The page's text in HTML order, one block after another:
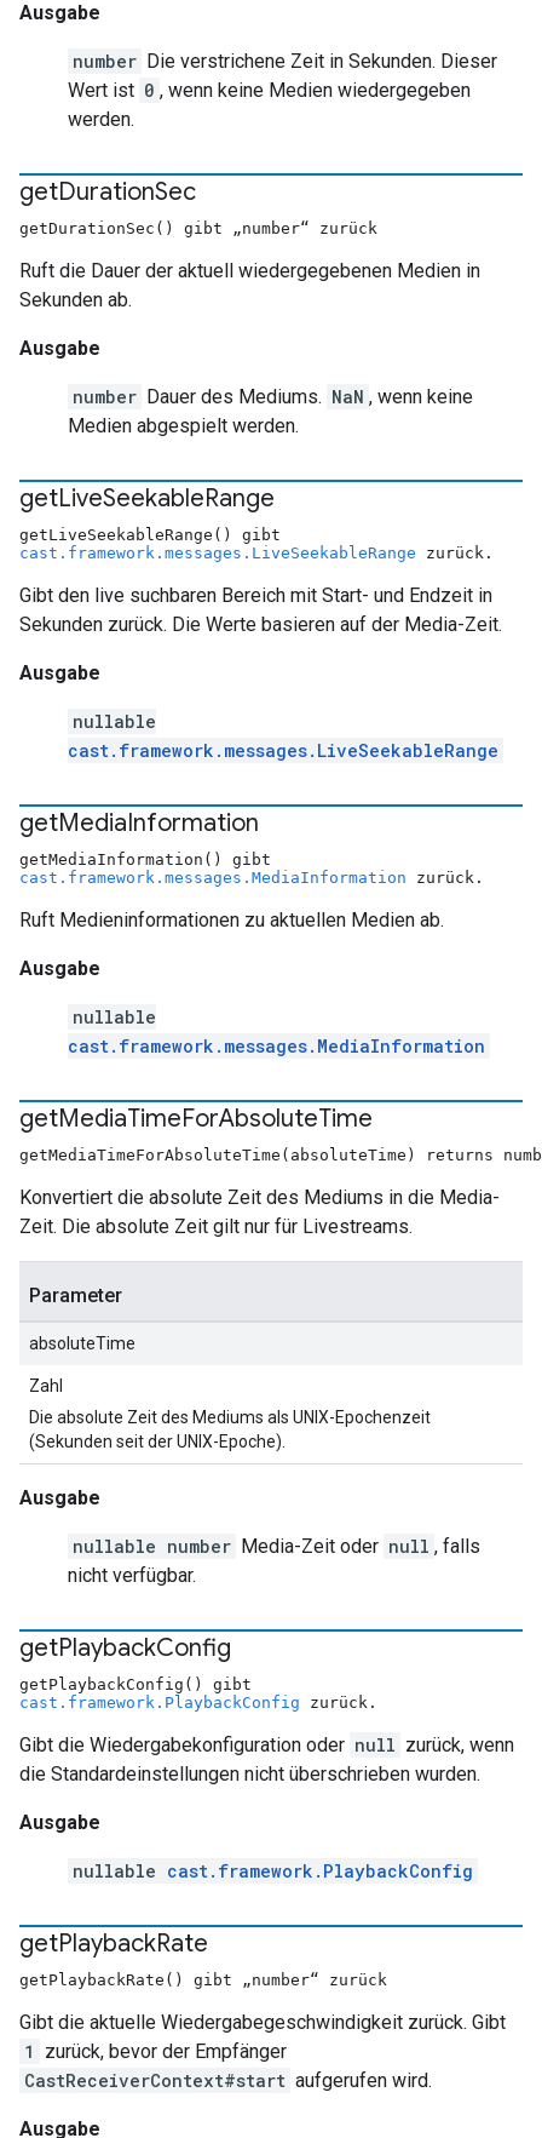
Ausgabe
number Die verstrichene Zeit in Sekunden. Dieser
Wert ist 0 , wenn keine Medien wiedergegeben
werden.
getDurationSec
getDurationSec() gibt „number“ zurück
Ruft die Dauer der aktuell wiedergegebenen Medien in
Sekunden ab.
Ausgabe
number Dauer des Mediums. NaN , wenn keine
Medien abgespielt werden.
getLiveSeekableRange
getLiveSeekableRange() gibt
cast.framework.messages.LiveSeekableRange zurück.
Gibt den live suchbaren Bereich mit Start- und Endzeit in
Sekunden zurück. Die Werte basieren auf der Media-Zeit.
Ausgabe
nullable
cast.framework.messages.LiveSeekableRange
getMediaInformation
getMediaInformation() gibt
cast.framework.messages.MediaInformation zurück.
Ruft Medieninformationen zu aktuellen Medien ab.
Ausgabe
nullable
cast.framework.messages.MediaInformation
getMediaTimeForAbsoluteTime
getMediaTimeForAbsoluteTime(absoluteTime) returns
Konvertiert die absolute Zeit des Mediums in die Media-
Zeit. Die absolute Zeit gilt nur für Livestreams.
Parameter
absoluteTime
Zahl
Die absolute Zeit des Mediums als UNIX-Epochenzeit
(Sekunden seit der UNIX-Epoche).
Ausgabe
nullable number Media-Zeit oder null , falls
nicht verfügbar.
getPlaybackConfig
getPlaybackConfig() gibt
cast.framework.PlaybackConfig zurück.
Gibt die Wiedergabekonfiguration oder null zurück, wenn
die Standardeinstellungen nicht überschrieben wurden.
Ausgabe
nullable cast.framework.PlaybackConfig
getPlaybackRate
getPlaybackRate() gibt „number“ zurück
Gibt die aktuelle Wiedergabegeschwindigkeit zurück. Gibt
1
zurück, bevor der Empfänger
CastReceiverContext#start aufgerufen wird.
Ausgabe